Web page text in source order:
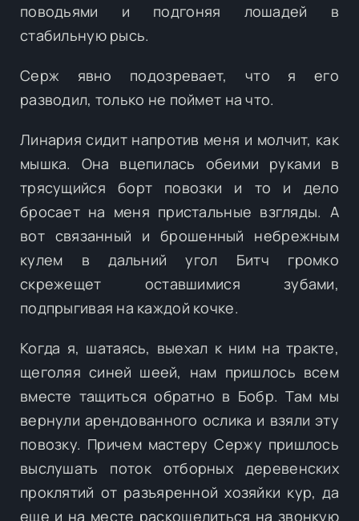
поводьями и подгоняя лошадей в
стабильную рысь.
Серж явно подозревает, что я его
разводил, только не поймет на что.
Линария сидит напротив меня и молчит, как
мышка. Она вцепилась обеими руками в
трясущийся борт повозки и то и дело
бросает на меня пристальные взгляды. А
вот связанный и брошенный небрежным
кулем в дальний угол Битч громко
скрежещет оставшимися зубами,
подпрыгивая на каждой кочке.
Когда я, шатаясь, выехал к ним на тракте,
щеголяя синей шеей, нам пришлось всем
вместе тащиться обратно в Бобр. Там мы
вернули арендованного ослика и взяли эту
повозку. Причем мастеру Сержу пришлось
выслушать поток отборных деревенских
проклятий от разъяренной хозяйки кур, да
еще и на месте раскошелиться на звонкую